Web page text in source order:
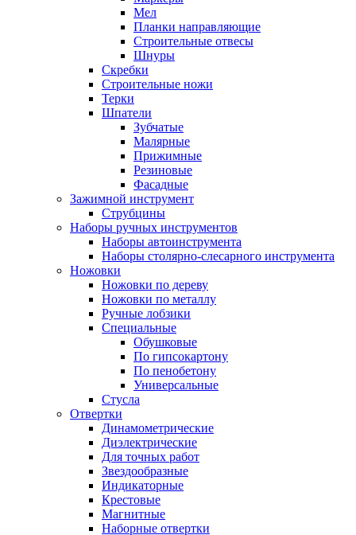
Мел
Планки направляющие
Строительные отвесы
Шнуры
Скребки
Строительные ножи
Терки
Шпатели
Зубчатые
Малярные
Прижимные
Резиновые
Фасадные
Зажимной инструмент
Струбцины
Наборы ручных инструментов
Наборы автоинструмента
Наборы столярно-слесарного инструмента
Ножовки
Ножовки по дереву
Ножовки по металлу
Ручные лобзики
Специальные
Обушковые
По гипсокартону
По пенобетону
Универсальные
Стусла
Отвертки
Динамометрические
Диэлектрические
Для точных работ
Звездообразные
Индикаторные
Крестовые
Магнитные
Наборные отвертки